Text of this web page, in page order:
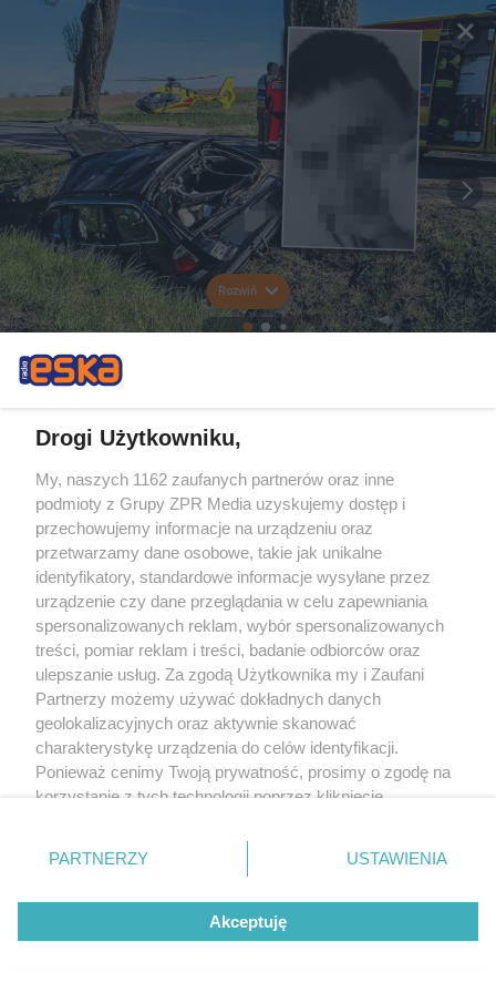
Rozwiń
Drogi Użytkowniku,
My, naszych 1162 zaufanych partnerów oraz inne
podmioty z Grupy ZPR Media uzyskujemy dostęp i
przechowujemy informacje na urządzeniu oraz
przetwarzamy dane osobowe, takie jak unikalne
identyfikatory, standardowe informacje wysyłane przez
urządzenie czy dane przeglądania w celu zapewniania
spersonalizowanych reklam, wybór spersonalizowanych
treści, pomiar reklam i treści, badanie odbiorców oraz
ulepszanie usług. Za zgodą Użytkownika my i Zaufani
Partnerzy możemy używać dokładnych danych
geolokalizacyjnych oraz aktywnie skanować
charakterystykę urządzenia do celów identyfikacji.
Ponieważ cenimy Twoją prywatność, prosimy o zgodę na
korzystanie z tych technologii poprzez kliknięcie
zmienić/wycofać klikając przycisk ustawień prywatności
znajdujący się w lewym dolnym rogu strony
rodzaje przetwarzania danych nie wymagają zgody
użytkownika, ale masz prawo sprzeciwić się takiemu
przetwarzaniu. Preferencje będą miały zastosowanie tylko
PARTNERZY USTAWIENIA
Akceptuję